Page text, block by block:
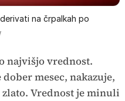
na črpalkah po
najvišjo vrednost.
mesec, nakazuje,
Vrednost je minuli